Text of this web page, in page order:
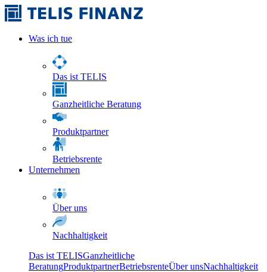
Was ich tue
Das ist TELIS
Ganzheitliche Beratung
Produktpartner
Betriebsrente
Unternehmen
Über uns
Nachhaltigkeit
Das ist TELISGanzheitliche
BeratungProduktpartnerBetriebsrenteÜber unsNachhaltigkeit